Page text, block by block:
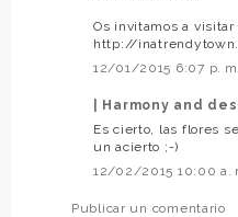
Os invitamos a
http://
12/01/2015 6:07 p. m.
| Harmony and
Es cierto, las flores
un acierto ;-)
12/02/2015 10:00 a.
Publicar un comentario